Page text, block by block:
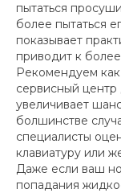
пытаться
более пытаться
показывает
приводит к
Рекомендуем
сервисный центр
увеличивает
болшинстве
специалисты
клавиатуру или
Даже если ваш
попадания